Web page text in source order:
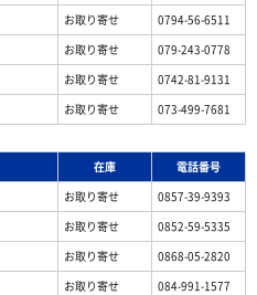
お取り寄せ
0794-56-6511
お取り寄せ
079-243-0778
お取り寄せ
0742-81-9131
お取り寄せ 073-499-7681
在庫
電話番号
お取り寄せ
0857-39-9393
お取り寄せ
0852-59-5335
お取り寄せ
0868-05-2820
お取り寄せ
084-991-1577